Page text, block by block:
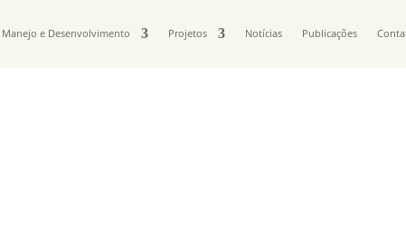
Manejo e Desenvolvimento Projetos Notícias Publicações